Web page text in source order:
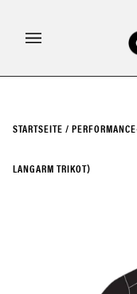
Inhalt
STARTSEITE /
LANGARM TRIKOT)